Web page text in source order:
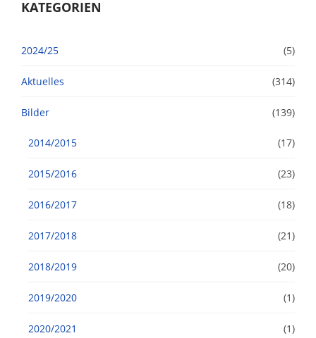
KATEGORIEN
2024/25 (5)
Aktuelles (314)
Bilder (139)
2014/2015 (17)
2015/2016 (23)
2016/2017 (18)
2017/2018 (21)
2018/2019 (20)
2019/2020 (1)
2020/2021 (1)